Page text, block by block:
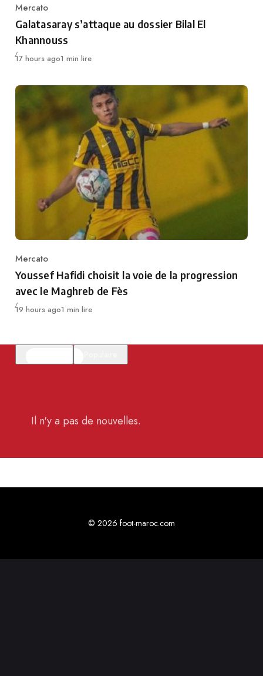
Category
Mercato
Galatasaray s’attaque au dossier Bilal El
Khannouss
Publié
17 hours ago1 min lire
Category
Mercato
Youssef Hafidi choisit la voie de la progression
avec le Maghreb de Fès
Publié
19 hours ago1 min lire
Il n'y a pas de nouvelles.
© 2026 foot-maroc.com